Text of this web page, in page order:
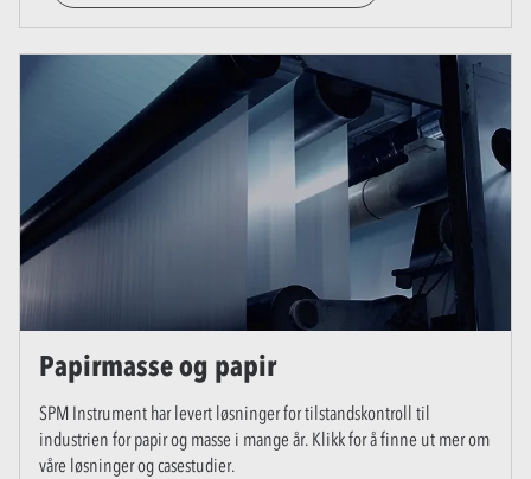
Papirmasse og papir
SPM Instrument har levert løsninger for tilstandskontroll til
industrien for papir og masse i mange år. Klikk for å finne ut mer om
våre løsninger og casestudier.